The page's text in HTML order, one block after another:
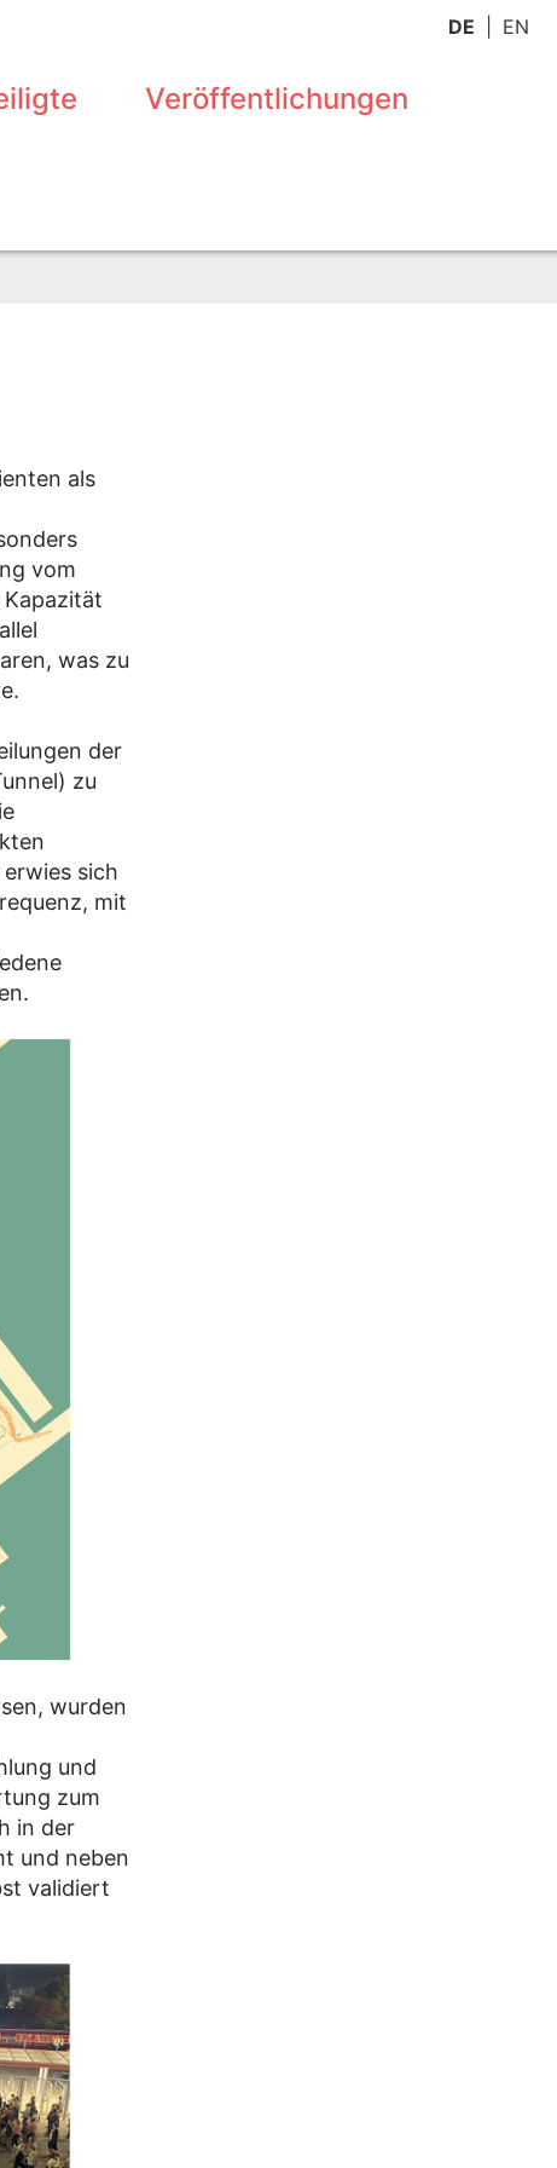
DE EN
Veröffentlichungen
als
vom
was zu
der
zu
sich
mit
wurden
und
zum
in der
und neben
validiert